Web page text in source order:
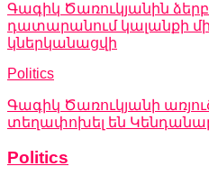
Գագիկ Ծառուկյանին
դատարանում կալանքի
կներկանացվի
Politics
Գագիկ Ծառուկյանի
տեղափոխել են
Politics